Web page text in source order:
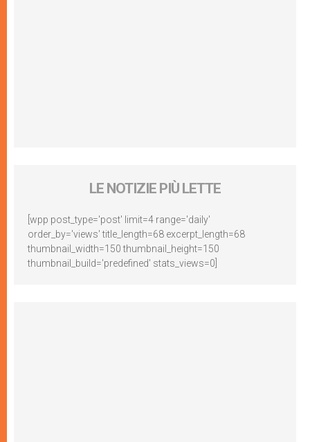
LE NOTIZIE PIÙ LETTE
[wpp post_type='post' limit=4 range='daily'
order_by='views' title_length=68 excerpt_length=68
thumbnail_width=150 thumbnail_height=150
thumbnail_build='predefined' stats_views=0]